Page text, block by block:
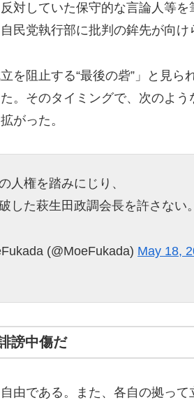
対していた保守的な言論人等
民党執行部に批判の鉾先が向け
を阻止する“最後の砦”」と見
。そのタイミングで、次のよ
がった。
人権を踏みにじり、
した萩生田政調会長を許さない
(@MoeFukada) May 18,
謗中傷だ
由である。また、各自の拠って